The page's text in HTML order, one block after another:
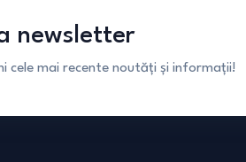
newsletter
cele mai recente noutăți și informații!